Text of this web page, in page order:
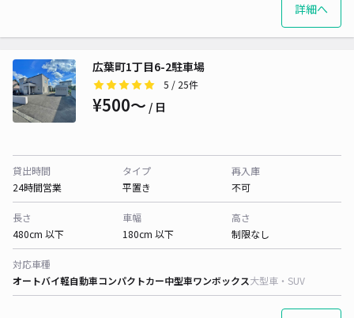
詳細へ
広葉町1丁目6-2駐車場
5 / 25件
¥500〜 / 日
貸出時間
24時間営業
タイプ
平置き
再入庫
不可
長さ
480cm 以下
車幅
180cm 以下
高さ
制限なし
対応車種
オートバイ軽自動車コンパクトカー中型車ワンボックス大型車・SUV